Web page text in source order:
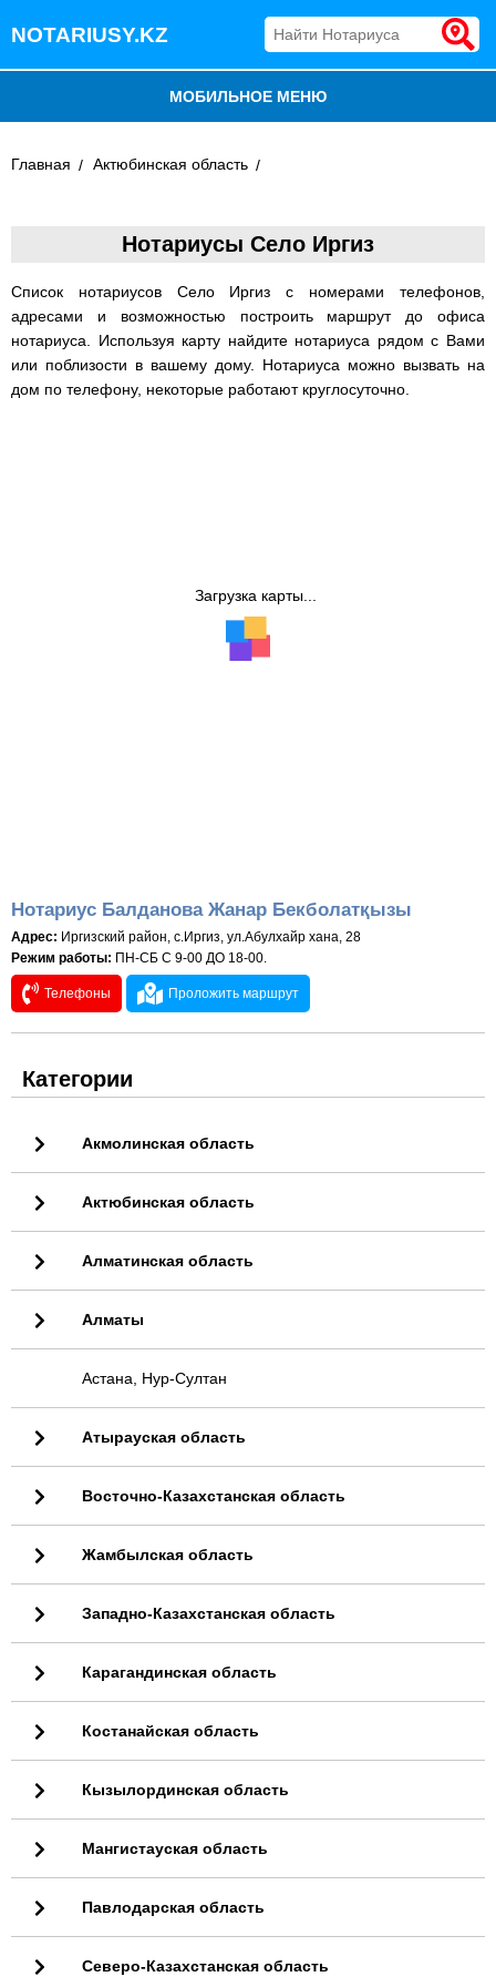
NOTARIUSY.KZ
МОБИЛЬНОЕ МЕНЮ
НОТАРИУСЫ КАЗАХСТАНА
Главная Актюбинская область
Нотариусы Село Иргиз
Список нотариусов Село Иргиз с номерами телефонов,
адресами и возможностью построить маршрут до офиса
нотариуса. Используя карту найдите нотариуса рядом с Вами
или поблизости в вашему дому. Нотариуса можно вызвать на
дом по телефону, некоторые работают круглосуточно.
Загрузка карты...
Нотариус Балданова Жанар Бекболатқызы
Адрес: Иргизский район, с.Иргиз, ул.Абулхайр хана, 28
Режим работы: ПН-СБ С 9-00 ДО 18-00.
Телефоны Проложить маршрут
Категории
Акмолинская область
Актюбинская область
Алматинская область
Алматы
Астана, Нур-Султан
Атырауская область
Восточно-Казахстанская область
Жамбылская область
Западно-Казахстанская область
Карагандинская область
Костанайская область
Кызылординская область
Мангистауская область
Павлодарская область
Северо-Казахстанская область